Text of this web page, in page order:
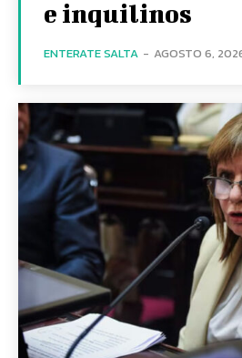
e inquilinos
ENTERATE SALTA - AGOSTO 6,